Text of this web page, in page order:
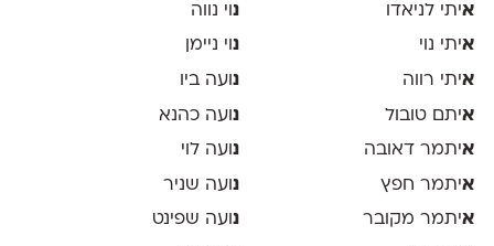
איתי לניאדו
איתי נוי
איתי רווה
איתם טובול
איתמר דאובה
איתמר חפץ
איתמר מקובר
נ וי נווה
נוי ניימן
נ ועה ביו
נ ועה כהנא
נועה לוי
נ ועה שניר
נועה שפינט